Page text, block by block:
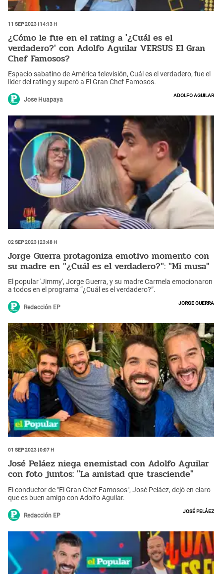
11 Sep 2023 | 14:13 h
¿Cómo le fue en el rating a '¿Cuál es el
verdadero?' con Adolfo Aguilar VERSUS El Gran
Chef Famosos?
Espacio sabatino de América televisión, Cuál es el verdadero, fue el
líder del rating y superó a El Gran Chef Famosos.
Jose Huapaya
Adolfo Aguilar
02 Sep 2023 | 23:48 h
Jorge Guerra protagoniza emotivo momento con
su madre en "¿Cuál es el verdadero?": "Mi musa"
El popular 'Jimmy', Jorge Guerra, y su madre Carmela emocionaron
a todos en el programa “¿Cuál es el verdadero?”.
Redacción EP
Jorge Guerra
01 Sep 2023 | 0:07 h
José Peláez niega enemistad con Adolfo Aguilar
con foto juntos: "La amistad que trasciende"
El conductor de "El Gran Chef Famosos", José Peláez, dejó en claro
que es buen amigo con Adolfo Aguilar.
Redacción EP
José Peláez